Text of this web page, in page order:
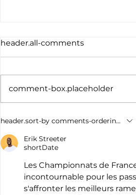
header.all-comments
comment-box.placeholder
header.sort-by comments-
Erik Streeter
shortDate
Les Championnats de
incontournable pour les
s'affronter les meilleurs